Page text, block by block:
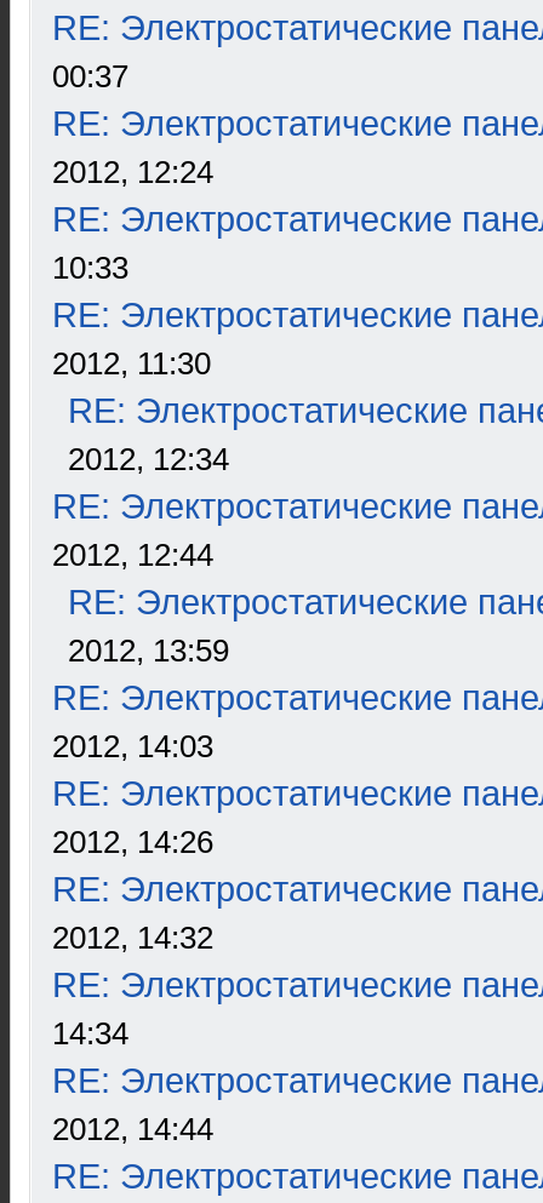
RE: Электростатические
00:37
RE: Электростатические
2012, 12:24
RE: Электростатические
10:33
RE: Электростатические
2012, 11:30
RE: Электростатические
2012, 12:34
RE: Электростатические
2012, 12:44
RE: Электростатические
2012, 13:59
RE: Электростатические
2012, 14:03
RE: Электростатические
2012, 14:26
RE: Электростатические
2012, 14:32
RE: Электростатические
14:34
RE: Электростатические
2012, 14:44
RE: Электростатические